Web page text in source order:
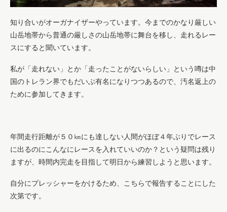
知り合いがオーガナイザーやっています。今までのかなり厳しい
山岳地帯から普通の厳しさの山岳地帯に舞台を移し、走れるレー
スにすると聞いています。
私が「走れない」とか「走ったことがないらしい」という噂は中
国のトレラン界でもだいぶ有名になりつつあるので、汚名返上の
ために参加してきます。
年間走行距離が５０㎞にも達しない人間がほぼ４年ぶりでレース
に出るのにこんなにレースを入れていいのか？という疑問は残り
ますが、時間内完走を目指して明日から練習しようと思います。
自分にプレッシャーをかけるため、こちらで報告することにした
次第です。